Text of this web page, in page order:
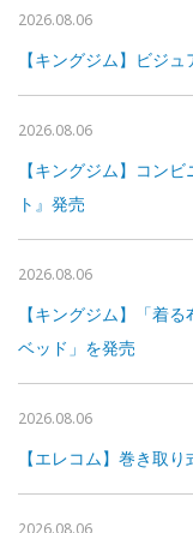
2026.08.06
【キングジム】ビジ
2026.08.06
【キングジム】コン
ト』発売
2026.08.06
【キングジム】「着
ベッド」を発売
2026.08.06
【エレコム】巻き取